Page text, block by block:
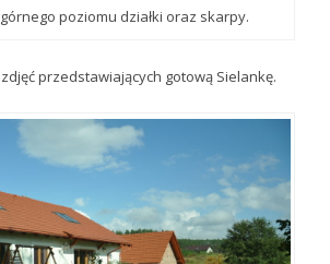
poziomu działki oraz skarpy.
przedstawiających gotową Sielankę.